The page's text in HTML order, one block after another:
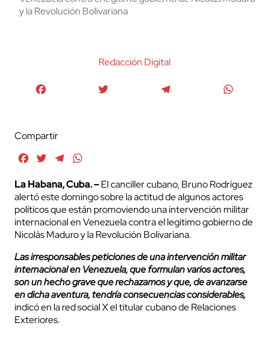
y la Revolución Bolivariana
Redacción Digital
Compartir
FacebookTwitterTelegram
La Habana, Cuba. –El canciller cubano, Bruno Rodríguez
alertó este domingo sobre la actitud de algunos actores
políticos que están promoviendo una intervención militar
internacional en Venezuela contra el legitimo gobierno de
Nicolás Maduro y la Revolución Bolivariana.
Las irresponsables peticiones de una intervención militar
internacional en Venezuela, que formulan varios actores,
son un hecho grave que rechazamos y que, de avanzarse
en dicha aventura, tendría consecuencias considerables,
indicó en la red social X el titular cubano de Relaciones
Exteriores.